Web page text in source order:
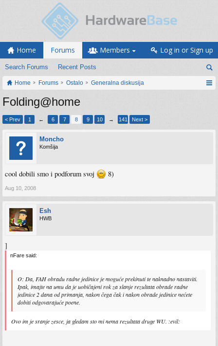
Home Forums
Search Forums Recent Posts
Members Log in or Sign up
Home Forums Ostalo Generalna diskusija
Folding@home
< Prev 1 ← 6 7 8 9 10 → 141 Next >
Moncho
Komšija
cool dobili smo i podforum svoj 8)
Aug 10, 2008
Esh
HWB
]
nFare said:
O: Da, FAH obradu radne jedinice je moguće prekinuti te naknadno nastaviti.
Ipak, imajte na umu da je uobičajeni rok za slanje rezultata obrade radne
jedinice 2 dana od primanja, nakon čega čak i nakon obrade jedinice nećete
dobiti odgovarajuće poene.
Ovo im je sranje zesce, ja gledam sto mi nema rezultata druge WU. :evil: